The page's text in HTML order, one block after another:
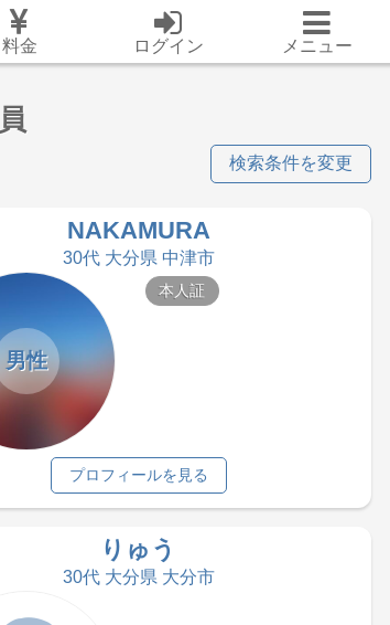
料金 ログイン メニュー
検索条件を変更
NAKAMURA
30代 大分県 中津市
男性
本人証
プロフィールを見る
りゅう
30代 大分県 大分市